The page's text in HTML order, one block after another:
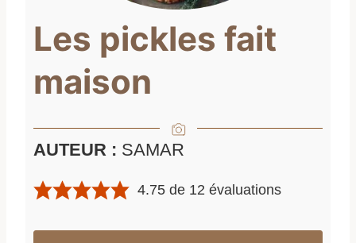
Les pickles fait
maison
AUTEUR : SAMAR
4.75 de 12 évaluations